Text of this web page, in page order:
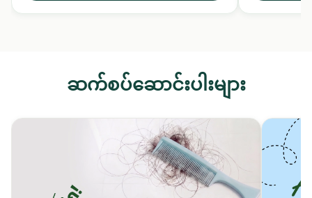
ဆက်စပ်ဆောင်းပါးများ